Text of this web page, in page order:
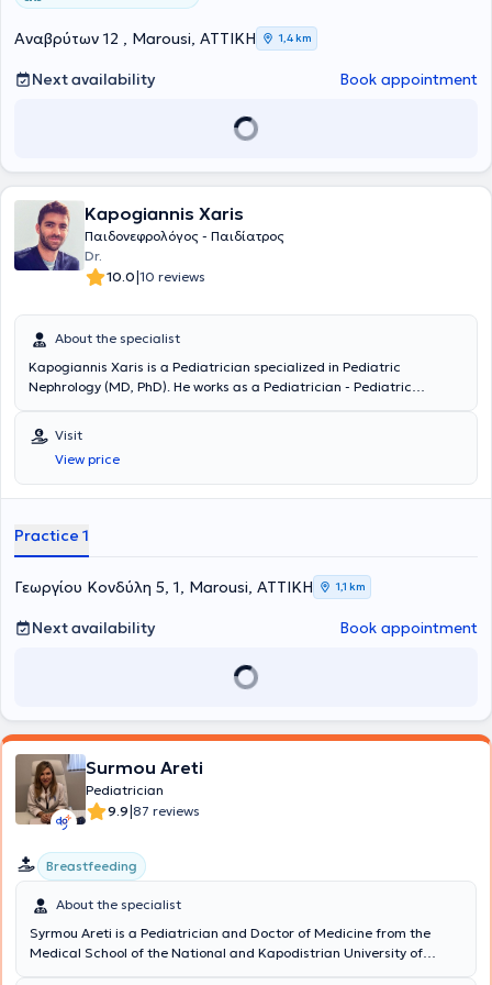
Αναβρύτων 12 , Marousi, ΑΤΤΙΚΗ 1,4 km
Next availability Book appointment
Kapogiannis Xaris
Παιδονεφρολόγος - Παιδίατρος
Dr.
10.0|10 reviews
About the specialist
Kapogiannis Xaris is a Pediatrician specialized in Pediatric
Nephrology (MD, PhD). He works as a Pediatrician - Pediatric
(Medical Group of Athens). He maintains a private practice in
Marousi. Kapogiannis Xaris specialized in Pediatrics at the
University General Hospital of Heraklion. Subsequently, he worked as
a Consultant in the 1st Pediatric Department of the University of
specialized in Pediatric Nephrology. He completed his Pediatric
London.
Visit
View price
Practice 1
Γεωργίου Κονδύλη 5, 1, Marousi, ΑΤΤΙΚΗ 1,1 km
Next availability Book appointment
Surmou Areti
Pediatrician
9.9|87 reviews
Breastfeeding
About the specialist
Syrmou Areti is a Pediatrician and Doctor of Medicine from the
Medical School of the National and Kapodistrian University of